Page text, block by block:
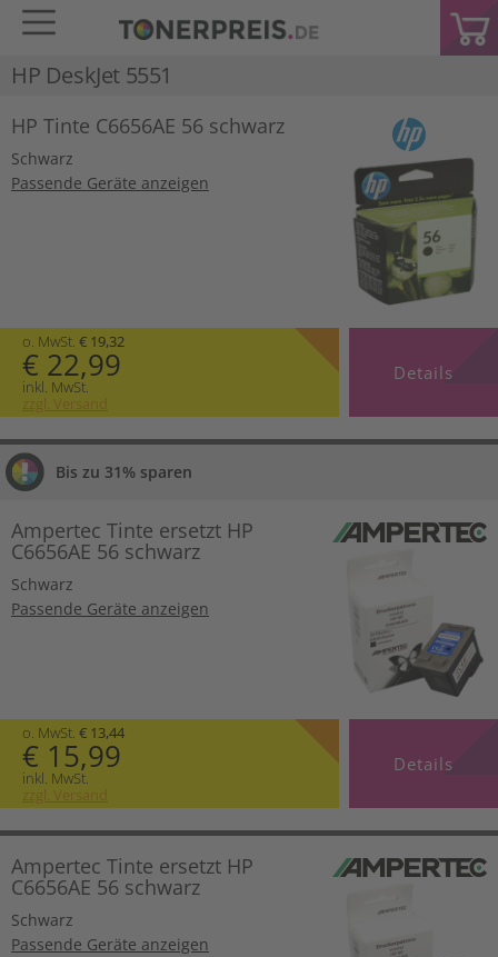
HP DeskJet 5551
HP Tinte C6656AE 56 schwarz
Schwarz
Passende Geräte anzeigen
o. MwSt. € 19,32
€ 22,99
inkl. MwSt.
zzgl. Versand
Details
Bis zu 31% sparen
Ampertec Tinte ersetzt HP
C6656AE 56 schwarz
Schwarz
Passende Geräte anzeigen
o. MwSt. € 13,44
€ 15,99
inkl. MwSt.
zzgl. Versand
Details
Ampertec Tinte ersetzt HP
C6656AE 56 schwarz
Schwarz
Passende Geräte anzeigen